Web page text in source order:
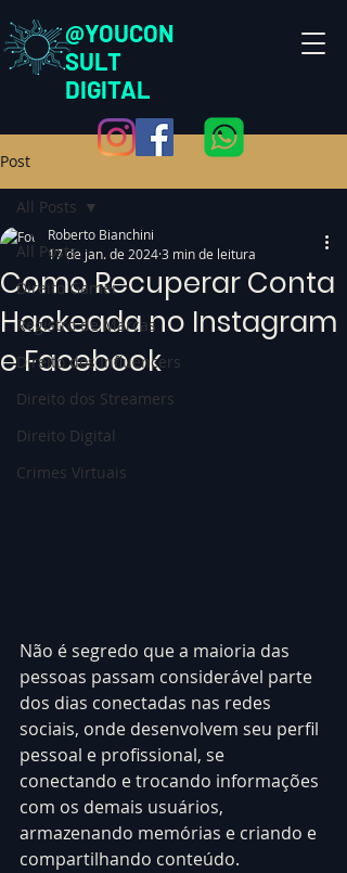
@YOUCON
SULT
DIGITAL
Post
All Posts
Direito Gamer
Registro de Marcas
Direito dos Influencers
Direito dos Streamers
Direito Digital
Crimes Virtuais
All Posts
Como Recuperar Conta
Hackeada no Instagram
e Facebook
Roberto Bianchini
17 de jan. de 20243 min de leitura
Não é segredo que a maioria das
pessoas passam considerável parte
dos dias conectadas nas redes
sociais, onde desenvolvem seu perfil
pessoal e profissional, se
conectando e trocando informações
com os demais usuários,
armazenando memórias e criando e
compartilhando conteúdo.